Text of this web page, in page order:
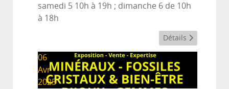
samedi 5 10h à 19h ; dimanche 6 de 10h
à 18h
Détails
06
Avr
2025